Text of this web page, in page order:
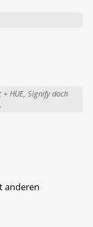
HUE, Signify doch
anderen